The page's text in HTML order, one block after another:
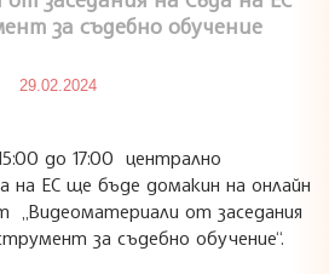
за съдебно обучение
29.02.2024
до 17:00 централно
на ЕС ще бъде домакин на онлайн
„Видеоматериали от заседания
за съдебно обучение“.